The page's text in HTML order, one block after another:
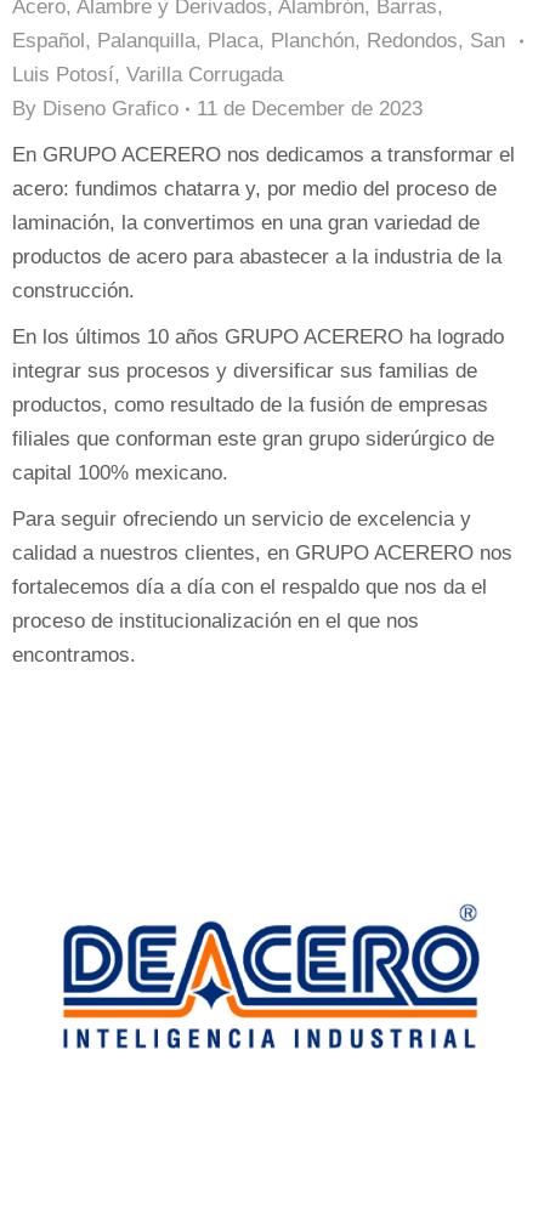
Acero, Alambre y Derivados, Alambrón, Barras,
Español, Palanquilla, Placa, Planchón, Redondos, San
Luis Potosí, Varilla Corrugada
By Diseno Grafico
11 de December de 2023
En GRUPO ACERERO nos dedicamos a transformar el
acero: fundimos chatarra y, por medio del proceso de
laminación, la convertimos en una gran variedad de
productos de acero para abastecer a la industria de la
construcción.
En los últimos 10 años GRUPO ACERERO ha logrado
integrar sus procesos y diversificar sus familias de
productos, como resultado de la fusión de empresas
filiales que conforman este gran grupo siderúrgico de
capital 100% mexicano.
Para seguir ofreciendo un servicio de excelencia y
calidad a nuestros clientes, en GRUPO ACERERO nos
fortalecemos día a día con el respaldo que nos da el
proceso de institucionalización en el que nos
encontramos.